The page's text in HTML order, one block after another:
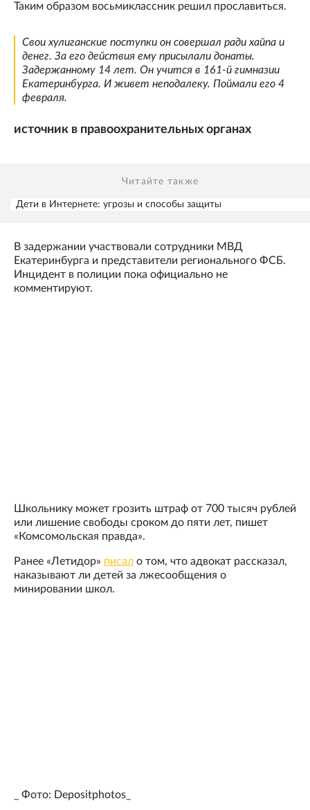
Таким образом восьмиклассник решил прославиться.
Свои хулиганские поступки он совершал ради хайпа и
денег. За его действия ему присылали донаты.
Задержанному 14 лет. Он учится в 161-й гимназии
Екатеринбурга. И живет неподалеку. Поймали его 4
февраля.
источник в правоохранительных органах
Читайте также
Дети в Интернете: угрозы и способы защиты
В задержании участвовали сотрудники МВД
Екатеринбурга и представители регионального ФСБ.
Инцидент в полиции пока официально не
комментируют.
Школьнику может грозить штраф от 700 тысяч рублей
или лишение свободы сроком до пяти лет, пишет
«Комсомольская правда».
Ранее «Летидор» писал о том, что адвокат рассказал,
наказывают ли детей за лжесообщения о
минировании школ.
_ Фото: Depositphotos_